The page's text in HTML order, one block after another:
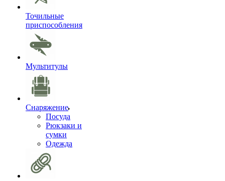
Точильные
приспособления
Мультитулы
Снаряжение
Посуда
Рюкзаки и
сумки
Одежда